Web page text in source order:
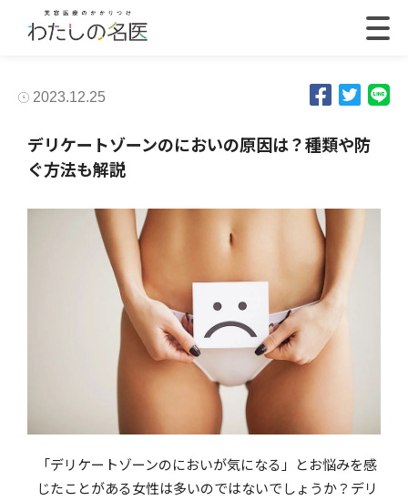
2023.12.25
デリケートゾーンのにおいの原因は？種類や防
ぐ方法も解説
「デリケートゾーンのにおいが気になる」とお悩みを感
じたことがある女性は多いのではないでしょうか？デリ